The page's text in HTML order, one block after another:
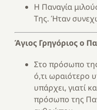
Η Παναγία
Της. Ήταν
Άγιος Γρηγόριος ο
Στο πρόσωπο
ό,τι ωραιότερο
υπάρχει, γιατί
πρόσωπο της